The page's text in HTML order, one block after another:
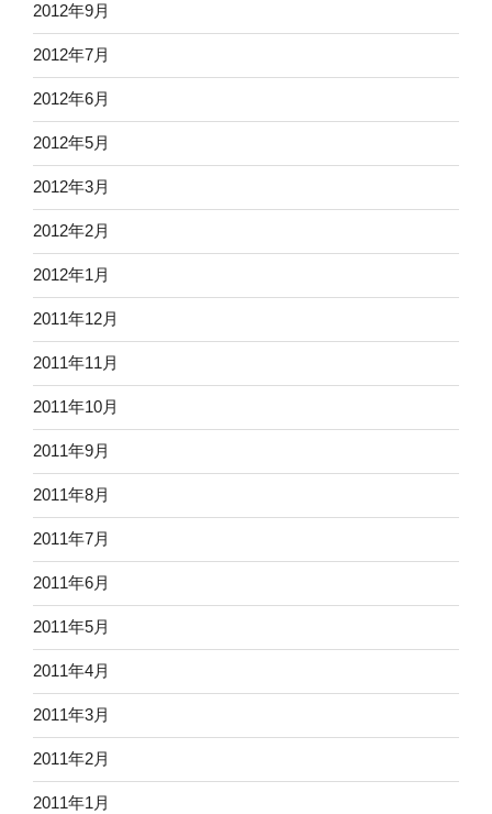
2012年9月
2012年7月
2012年6月
2012年5月
2012年3月
2012年2月
2012年1月
2011年12月
2011年11月
2011年10月
2011年9月
2011年8月
2011年7月
2011年6月
2011年5月
2011年4月
2011年3月
2011年2月
2011年1月